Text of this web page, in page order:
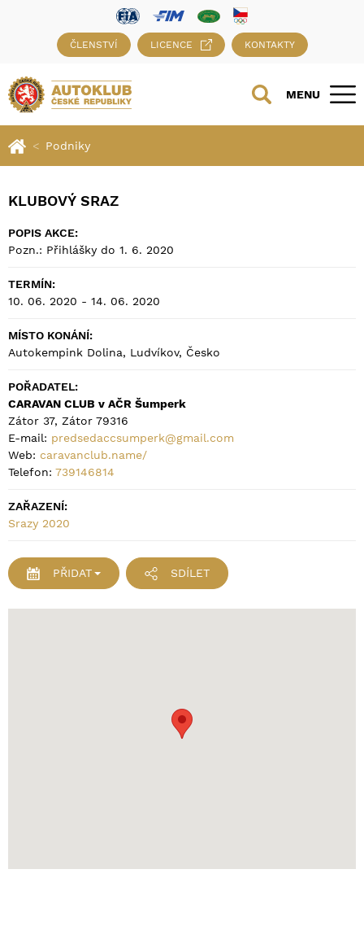
ČLENSTVÍ LICENCE KONTAKTY
MENU
Podniky
KLUBOVÝ SRAZ
POPIS AKCE:
Pozn.: Přihlášky do 1. 6. 2020
TERMÍN:
10. 06. 2020 - 14. 06. 2020
MÍSTO KONÁNÍ:
Autokempink Dolina, Ludvíkov, Česko
POŘADATEL:
CARAVAN CLUB v AČR Šumperk
Zátor 37, Zátor 79316
E-mail: predsedaccsumperk@gmail.com
Web: caravanclub.name/
Telefon: 739146814
ZAŘAZENÍ:
Srazy 2020
PŘIDAT SDÍLET